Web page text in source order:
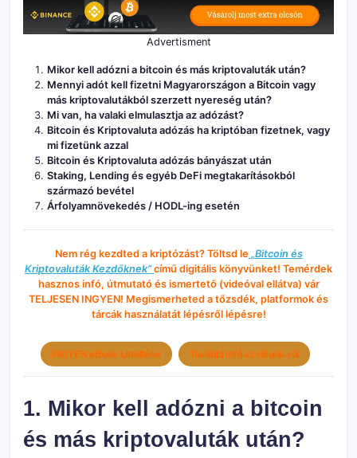
Advertisment
Mikor kell adózni a bitcoin és más kriptovaluták után?
Mennyi adót kell fizetni Magyarországon a Bitcoin vagy
más kriptovalutákból szerzett nyereség után?
Mi van, ha valaki elmulasztja az adózást?
Bitcoin és Kriptovaluta adózás ha kriptóban fizetnek, vagy
mi fizetünk azzal
Bitcoin és Kriptovaluta adózás bányászat után
Staking, Lending és egyéb DeFi megtakarításokból
származó bevétel
Árfolyamnövekedés / HODL-ing esetén
Nem rég kezdted a kriptózást? Töltsd le „Bitcoin és
Kriptovaluták Kezdőknek” című digitális könyvünket! Temérdek
hasznos infó, útmutató és ismertető (videóval ellátva) vár
TELJESEN INGYEN! Megismerheted a tőzsdék, platformok és
tárcák használatát lépésről lépésre!
INGYEN eBook Letöltése További infó az eBook-ról
1. Mikor kell adózni a bitcoin
és más kriptovaluták után?